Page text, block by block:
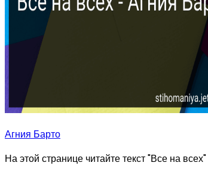
Агния Барто
На этой странице читайте текст "Все на